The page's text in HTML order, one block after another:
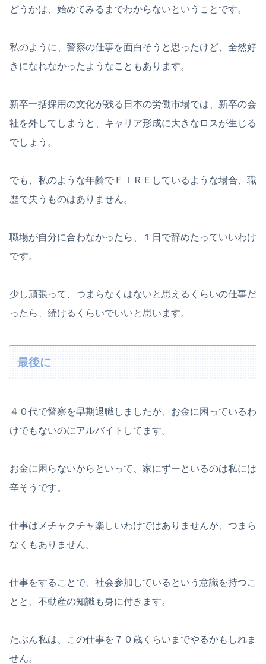
どうかは、始めてみるまでわからないということです。
私のように、警察の仕事を面白そうと思ったけど、全然好
きになれなかったようなこともあります。
新卒一括採用の文化が残る日本の労働市場では、新卒の会
社を外してしまうと、キャリア形成に大きなロスが生じる
でしょう。
でも、私のような年齢でＦＩＲＥしているような場合、職
歴で失うものはありません。
職場が自分に合わなかったら、１日で辞めたっていいわけ
です。
少し頑張って、つまらなくはないと思えるくらいの仕事だ
ったら、続けるくらいでいいと思います。
最後に
４０代で警察を早期退職しましたが、お金に困っているわ
けでもないのにアルバイトしてます。
お金に困らないからといって、家にずーといるのは私には
辛そうです。
仕事はメチャクチャ楽しいわけではありませんが、つまら
なくもありません。
仕事をすることで、社会参加しているという意識を持つこ
とと、不動産の知識も身に付きます。
たぶん私は、この仕事を７０歳くらいまでやるかもしれま
せん。